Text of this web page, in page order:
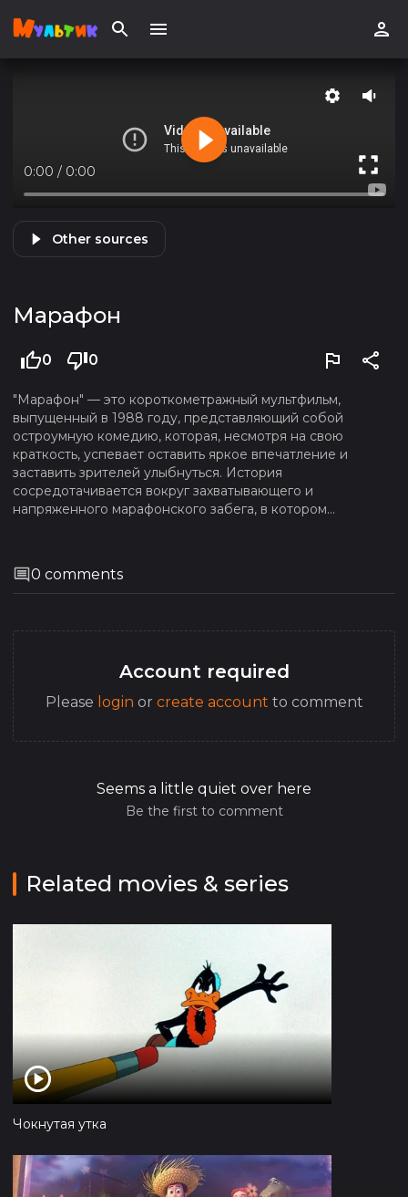
0:00 / 0:00
Other sources
Марафон
0 0
"Марафон" — это короткометражный мультфильм,
выпущенный в 1988 году, представляющий собой
остроумную комедию, которая, несмотря на свою
краткость, успевает оставить яркое впечатление и
заставить зрителей улыбнуться. История
сосредотачивается вокруг захватывающего и
напряженного марафонского забега, в котором...
0 comments
Account required
Please login or create account to comment
Seems a little quiet over here
Be the first to comment
Related movies & series
Чокнутая утка